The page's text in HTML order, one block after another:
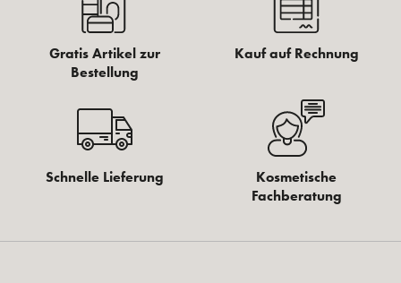
Gratis Artikel zur
Bestellung
Kauf auf Rechnung
Schnelle Lieferung
Kosmetische
Fachberatung